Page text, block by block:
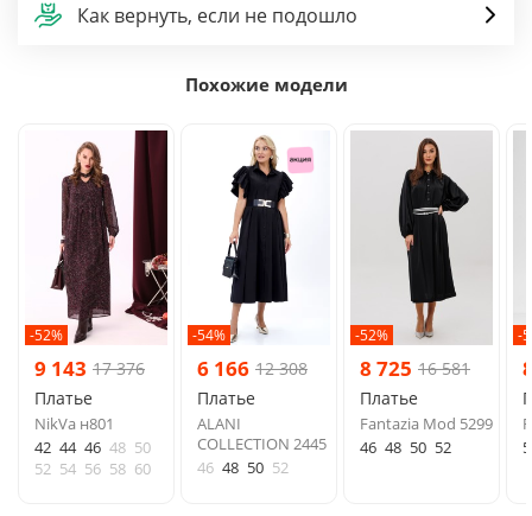
Как вернуть, если не подошло
Похожие модели
-52%
9 143 17 376
Платье
NikVa н801
42 44 46 48 50
52 54 56 58 60
-54%
6 166 12 308
Платье
ALANI
COLLECTION 2445
46 48 50 52
-52%
8 725 16 581
Платье
Fantazia Mod 5299
46 48 50 52
-